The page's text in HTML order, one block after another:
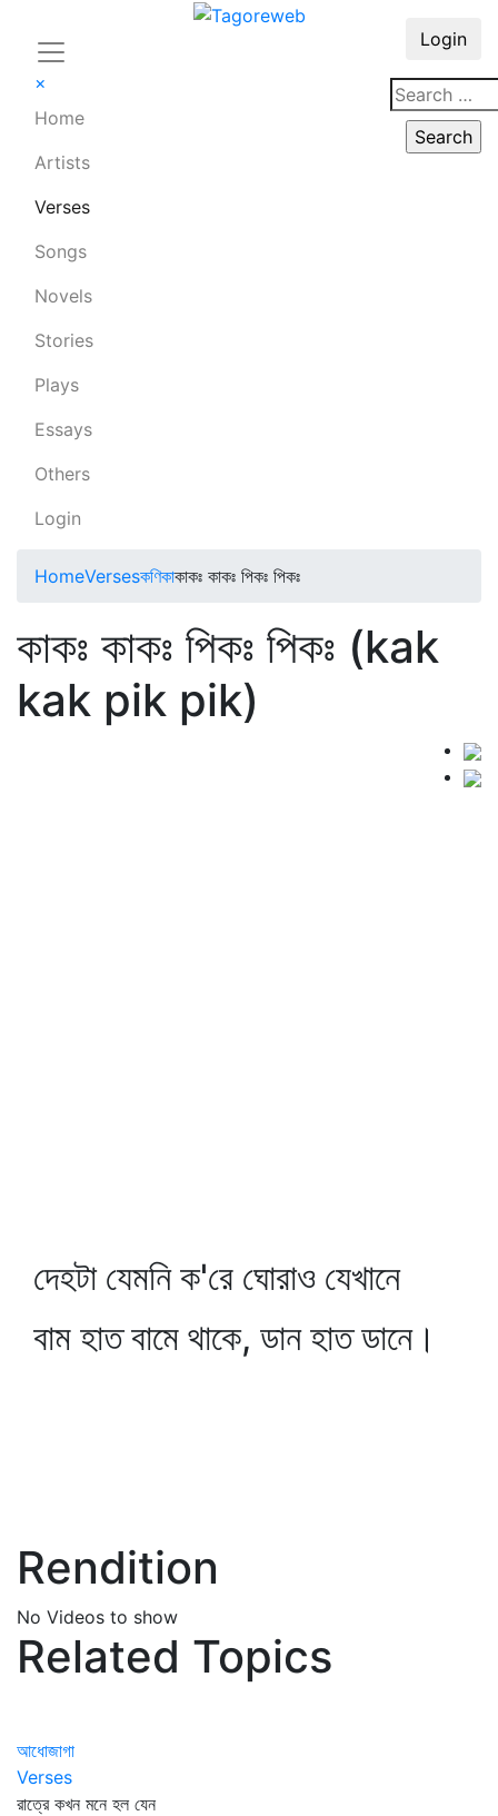
×
Home
Artists
Verses
Songs
Novels
Stories
Plays
Essays
Others
Login
Login
HomeVersesকণিকাকাকঃ কাকঃ পিকঃ পিকঃ
কাকঃ কাকঃ পিকঃ পিকঃ (kak
kak pik pik)
দেহটা যেমনি ক'রে ঘোরাও যেখানে
বাম হাত বামে থাকে, ডান হাত ডানে।
Rendition
No Videos to show
Related Topics
আধোজাগা
Verses
রাত্রে কখন মনে হল যেন